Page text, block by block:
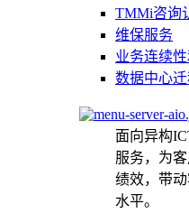
TMMi咨询
维保服务
业务连续
数据中心
面向异构
服务，为
绩效，带
水平。